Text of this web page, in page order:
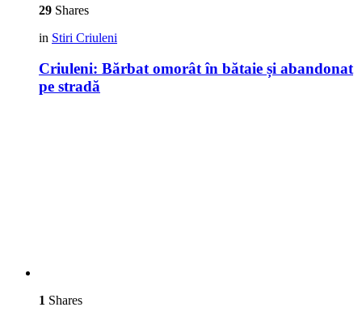
29 Shares
in Stiri Criuleni
Criuleni: Bărbat omorât în bătaie și abandonat
pe stradă
1 Shares